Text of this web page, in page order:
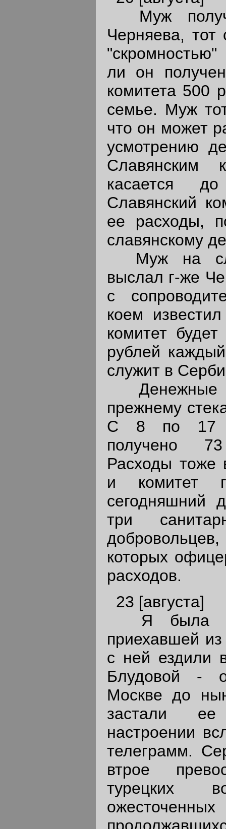
Муж
Черняева, тот
ли он
комитета 500
семье. Муж
что он может
усмотрению
Славянским
касается
Славянский
ее расходы,
славянскому
Муж на
выслал г-же
с
коем
комитет
рублей
служит в
Денежные
прежнему
С 8 по 17
получено
Расходы тоже
и комитет
сегодняшний
три
которых
расходов.
23 [августа]
Я была у
приехавшей
с ней ездили
Блудовой -
Москве до
застали
настроении
телеграмм.
втрое
турецких